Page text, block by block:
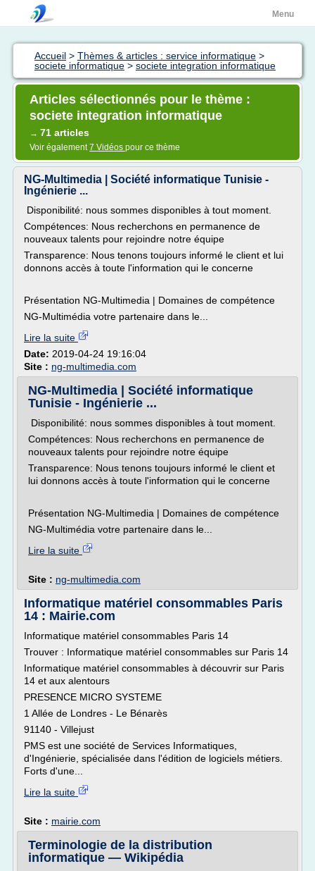
Menu
Accueil > Thèmes & articles : service informatique >
societe informatique > societe integration informatique
Articles sélectionnés pour le thème :
societe integration informatique
→ 71 articles
Voir également7 Vidéos pour ce thème
NG-Multimedia | Société informatique Tunisie -
Ingénierie ...
Disponibilité: nous sommes disponibles à tout moment.
Compétences: Nous recherchons en permanence de
nouveaux talents pour rejoindre notre équipe
Transparence: Nous tenons toujours informé le client et lui
donnons accès à toute l'information qui le concerne
Présentation NG-Multimedia | Domaines de compétence
NG-Multimédia votre partenaire dans le...
Lire la suite
Date: 2019-04-24 19:16:04
Site : ng-multimedia.com
NG-Multimedia | Société informatique
Tunisie - Ingénierie ...
Disponibilité: nous sommes disponibles à tout moment.
Compétences: Nous recherchons en permanence de
nouveaux talents pour rejoindre notre équipe
Transparence: Nous tenons toujours informé le client et
lui donnons accès à toute l'information qui le concerne
Présentation NG-Multimedia | Domaines de compétence
NG-Multimédia votre partenaire dans le...
Lire la suite
Site : ng-multimedia.com
Informatique matériel consommables Paris
14 : Mairie.com
Informatique matériel consommables Paris 14
Trouver : Informatique matériel consommables sur Paris 14
Informatique matériel consommables à découvrir sur Paris
14 et aux alentours
PRESENCE MICRO SYSTEME
1 Allée de Londres - Le Bénarès
91140 - Villejust
PMS est une société de Services Informatiques,
d'Ingénierie, spécialisée dans l'édition de logiciels métiers.
Forts d'une...
Lire la suite
Site : mairie.com
Terminologie de la distribution
informatique — Wikipédia